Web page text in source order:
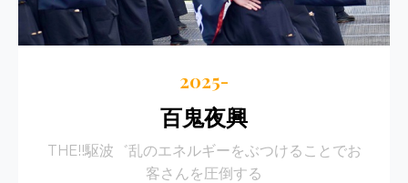
2025-
百鬼夜興
THE!!駆波゛乱のエネルギーをぶつけることでお
客さんを圧倒する